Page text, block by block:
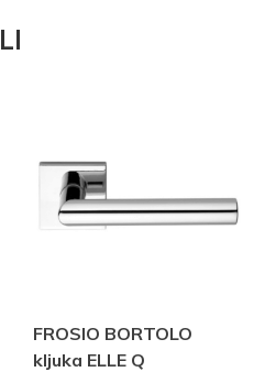
FROSIO BORTOLO
kljuka ELLE Q